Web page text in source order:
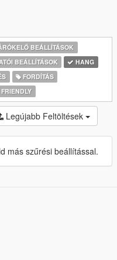
BEÁLLÍTÁSOK
BEÁLLÍTÁSOK
HANG
FORDÍTÁS
Legújabb Feltöltések
más szűrési beállítással.